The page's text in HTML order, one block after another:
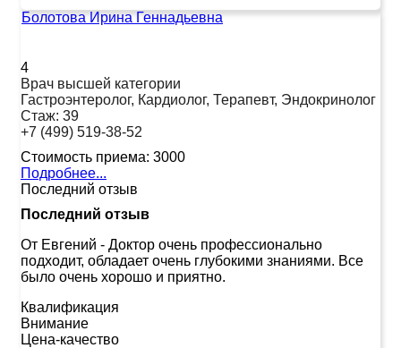
Болотова Ирина Геннадьевна
4
Врач высшей категории
Гастроэнтеролог, Кардиолог, Терапевт, Эндокринолог
Стаж: 39
+7 (499) 519-38-52
Стоимость приема: 3000
Подробнее...
Последний отзыв
Последний отзыв
От Евгений - Доктор очень профессионально
подходит, обладает очень глубокими знаниями. Все
было очень хорошо и приятно.
Квалификация
Внимание
Цена-качество